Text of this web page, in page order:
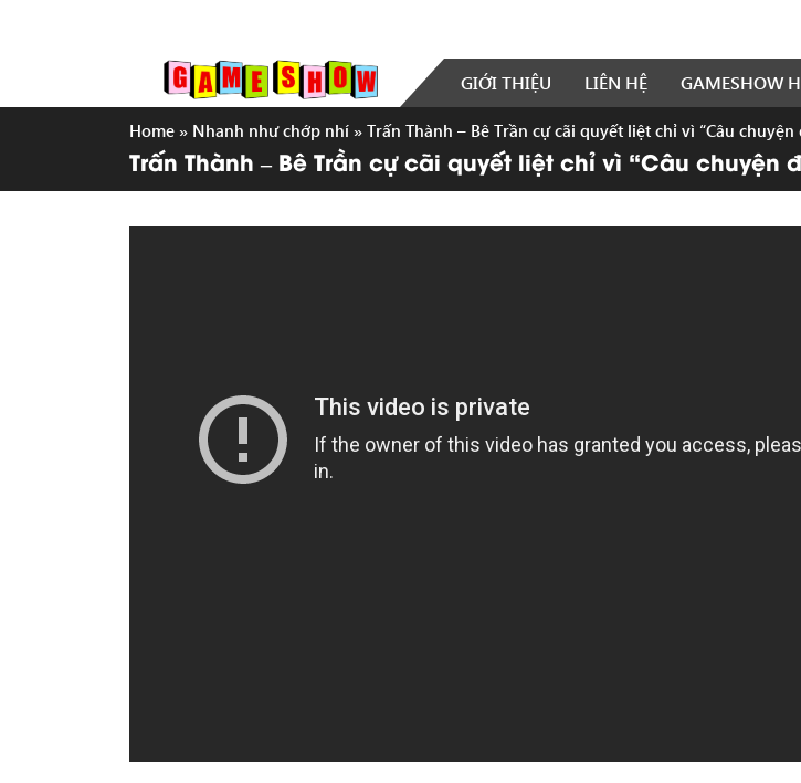
GIỚI THIỆU LIÊN HỆ GAMESHOW
Home » Nhanh như chớp nhí » Trấn Thành – Bê Trần cự cãi quyết liệt chỉ vì “Câu
Trấn Thành – Bê Trần cự cãi quyết liệt chỉ vì “Câu chuyện